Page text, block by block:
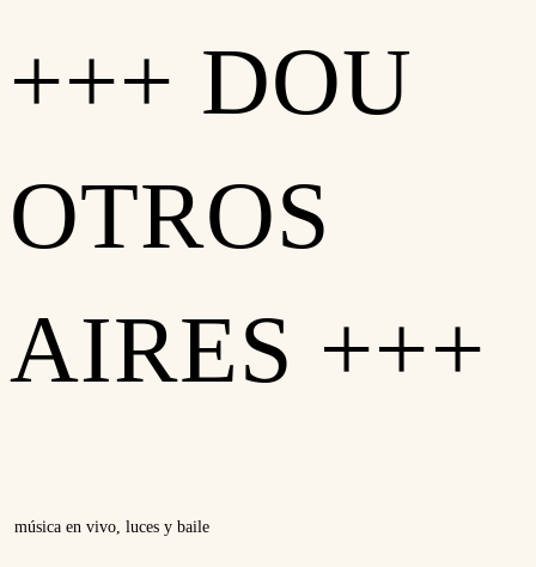
+++ DOU
OTROS
AIRES +++
música en vivo, luces y baile